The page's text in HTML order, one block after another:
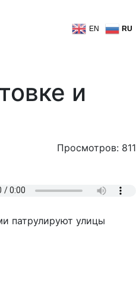
EN RU
и
Просмотров: 811
патрулируют улицы